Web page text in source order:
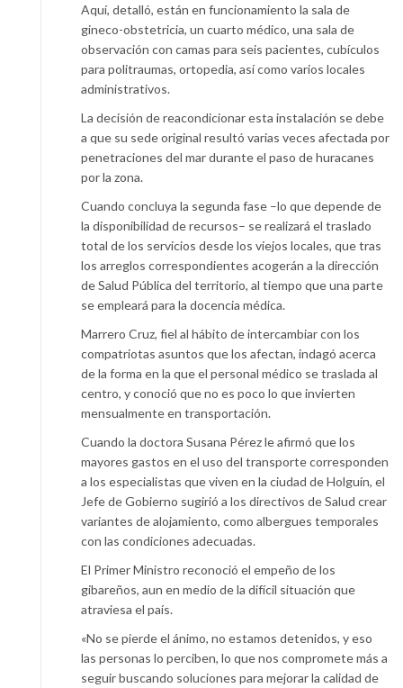
Aquí, detalló, están en funcionamiento la sala de
gineco-obstetricia, un cuarto médico, una sala de
observación con camas para seis pacientes, cubículos
para politraumas, ortopedia, así como varios locales
administrativos.
La decisión de reacondicionar esta instalación se debe
a que su sede original resultó varias veces afectada por
penetraciones del mar durante el paso de huracanes
por la zona.
Cuando concluya la segunda fase –lo que depende de
la disponibilidad de recursos– se realizará el traslado
total de los servicios desde los viejos locales, que tras
los arreglos correspondientes acogerán a la dirección
de Salud Pública del territorio, al tiempo que una parte
se empleará para la docencia médica.
Marrero Cruz, fiel al hábito de intercambiar con los
compatriotas asuntos que los afectan, indagó acerca
de la forma en la que el personal médico se traslada al
centro, y conoció que no es poco lo que invierten
mensualmente en transportación.
Cuando la doctora Susana Pérez le afirmó que los
mayores gastos en el uso del transporte corresponden
a los especialistas que viven en la ciudad de Holguín, el
Jefe de Gobierno sugirió a los directivos de Salud crear
variantes de alojamiento, como albergues temporales
con las condiciones adecuadas.
El Primer Ministro reconoció el empeño de los
gibareños, aun en medio de la difícil situación que
atraviesa el país.
«No se pierde el ánimo, no estamos detenidos, y eso
las personas lo perciben, lo que nos compromete más a
seguir buscando soluciones para mejorar la calidad de